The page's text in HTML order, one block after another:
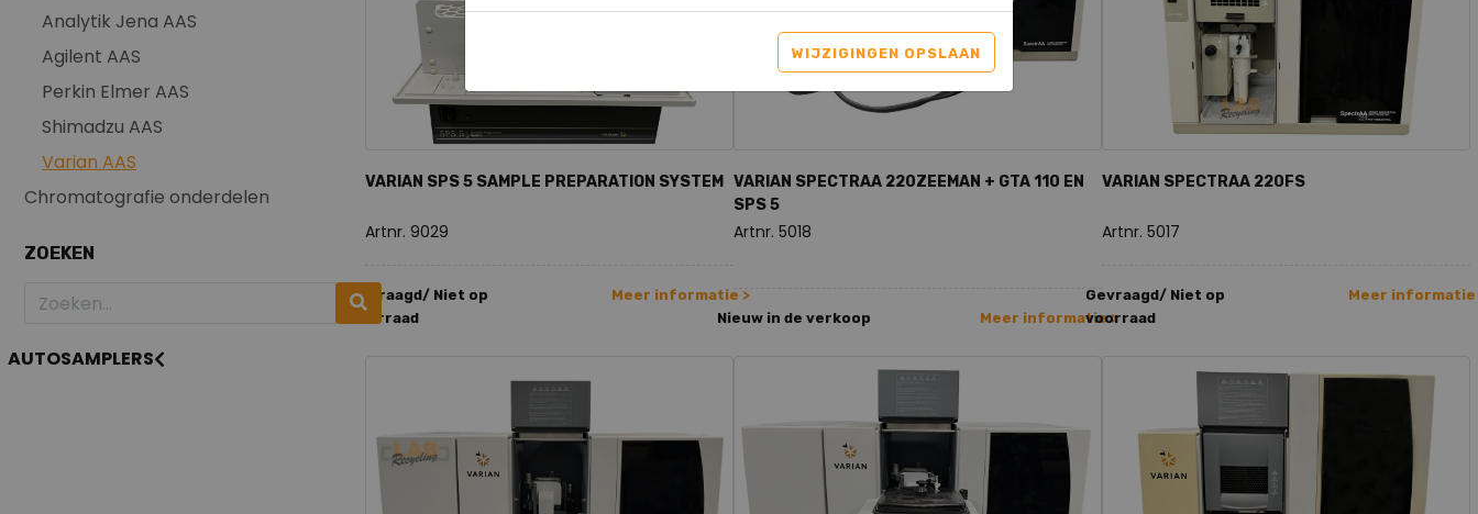
WIJZIGINGEN OPSLAAN
VARIAN SPS 5 SAMPLE PREPARATION SYSTEM
Artnr. 9029
Gevraagd/ Niet op
voorraad
Meer informatie >
VARIAN SPECTRAA 220ZEEMAN + GTA 110 EN
SPS 5
Artnr. 5018
Nieuw in de verkoop Meer informatie >
VARIAN SPECTRAA 220FS
Artnr. 5017
Gevraagd/ Niet op
voorraad
Meer informatie
Analytik Jena AAS
Agilent AAS
Perkin Elmer AAS
Shimadzu AAS
Varian AAS
Chromatografie onderdelen
ZOEKEN
AUTOSAMPLERS